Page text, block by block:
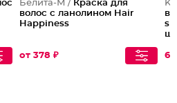
Белита-М / Краска для
волос с ланолином Hair
Happiness
от 378 ₽